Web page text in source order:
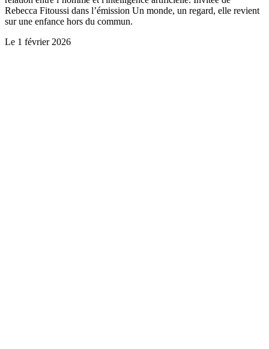
Rebecca Fitoussi dans l’émission Un monde, un regard, elle revient
sur une enfance hors du commun.
Le 1 février 2026